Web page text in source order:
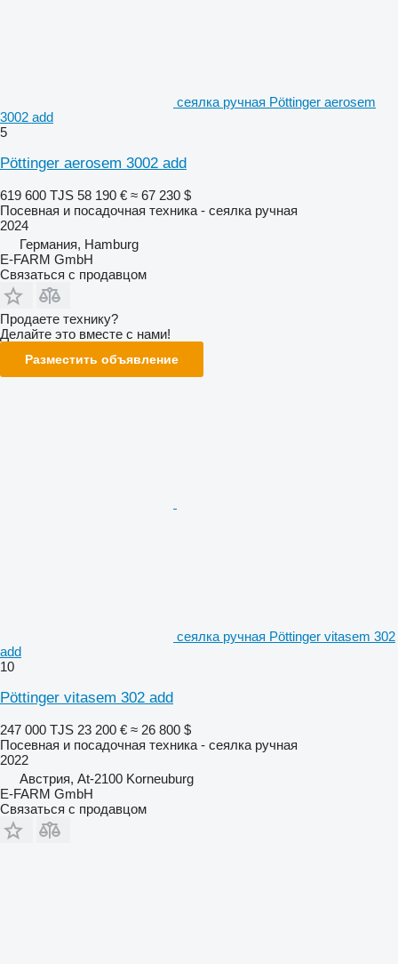
сеялка ручная Pöttinger aerosem
3002 add
5
Pöttinger aerosem 3002 add
619 600 TJS 58 190 € ≈ 67 230 $
Посевная и посадочная техника - сеялка ручная
2024
Германия, Hamburg
E-FARM GmbH
Связаться с продавцом
Продаете технику?
Делайте это вместе с нами!
Разместить объявление
сеялка ручная Pöttinger vitasem 302
add
10
Pöttinger vitasem 302 add
247 000 TJS 23 200 € ≈ 26 800 $
Посевная и посадочная техника - сеялка ручная
2022
Австрия, At-2100 Korneuburg
E-FARM GmbH
Связаться с продавцом